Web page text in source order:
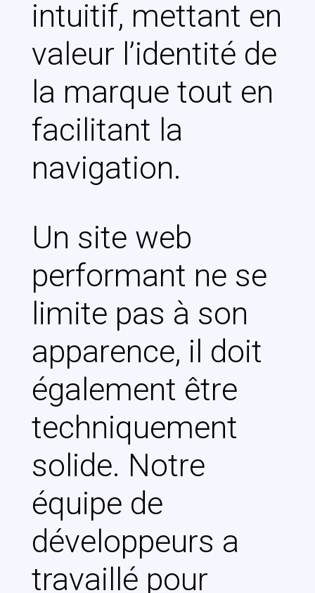
intuitif, mettant en
valeur l’identité de
la marque tout en
facilitant la
navigation.
Un site web
performant ne se
limite pas à son
apparence, il doit
également être
techniquement
solide. Notre
équipe de
développeurs a
travaillé pour